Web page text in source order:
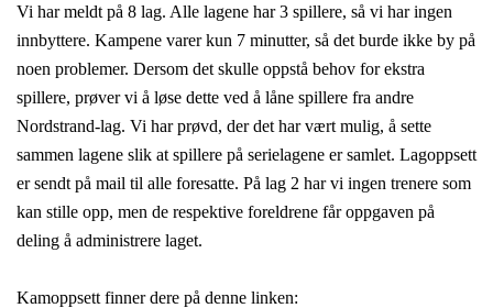
Vi har meldt på 8 lag. Alle lagene har 3 spillere, så vi har ingen
innbyttere. Kampene varer kun 7 minutter, så det burde ikke by på
noen problemer. Dersom det skulle oppstå behov for ekstra
spillere, prøver vi å løse dette ved å låne spillere fra andre
Nordstrand-lag. Vi har prøvd, der det har vært mulig, å sette
sammen lagene slik at spillere på serielagene er samlet. Lagoppsett
er sendt på mail til alle foresatte. På lag 2 har vi ingen trenere som
kan stille opp, men de respektive foreldrene får oppgaven på
deling å administrere laget.
Kamoppsett finner dere på denne linken: